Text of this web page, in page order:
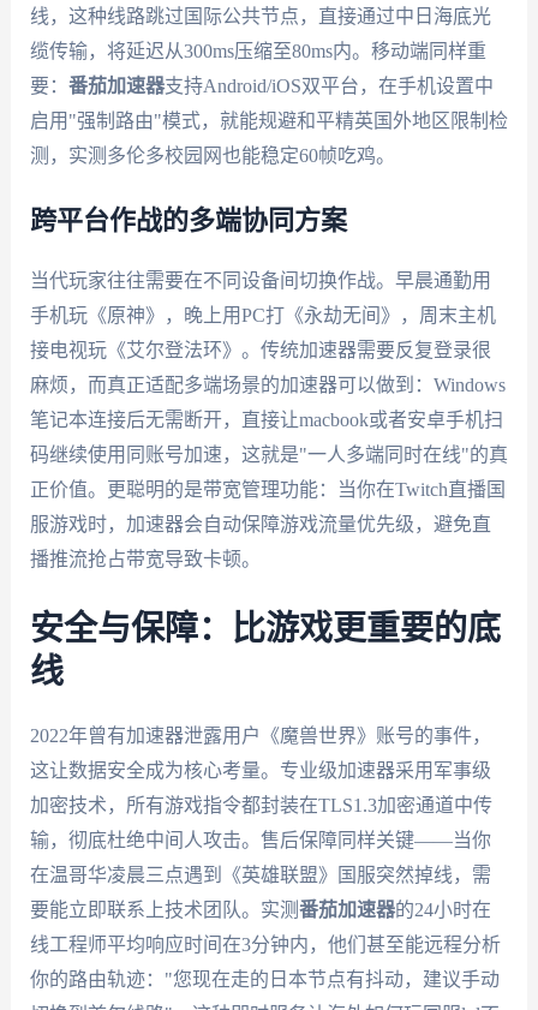
线，这种线路跳过国际公共节点，直接通过中日海底光
缆传输，将延迟从300ms压缩至80ms内。移动端同样重
要： 番茄加速器支持Android/iOS双平台，在手机设置中
启用"强制路由"模式，就能规避和平精英国外地区限制检
测，实测多伦多校园网也能稳定60帧吃鸡。
跨平台作战的多端协同方案
当代玩家往往需要在不同设备间切换作战。早晨通勤用
手机玩《原神》，晚上用PC打《永劫无间》，周末主机
接电视玩《艾尔登法环》。传统加速器需要反复登录很
麻烦，而真正适配多端场景的加速器可以做到：Windows
笔记本连接后无需断开，直接让macbook或者安卓手机扫
码继续使用同账号加速，这就是"一人多端同时在线"的真
正价值。更聪明的是带宽管理功能：当你在Twitch直播国
服游戏时，加速器会自动保障游戏流量优先级，避免直
播推流抢占带宽导致卡顿。
安全与保障：比游戏更重要的底
线
2022年曾有加速器泄露用户《魔兽世界》账号的事件，
这让数据安全成为核心考量。专业级加速器采用军事级
加密技术，所有游戏指令都封装在TLS1.3加密通道中传
输，彻底杜绝中间人攻击。售后保障同样关键——当你
在温哥华凌晨三点遇到《英雄联盟》国服突然掉线，需
要能立即联系上技术团队。实测番茄加速器的24小时在
线工程师平均响应时间在3分钟内，他们甚至能远程分析
你的路由轨迹："您现在走的日本节点有抖动，建议手动